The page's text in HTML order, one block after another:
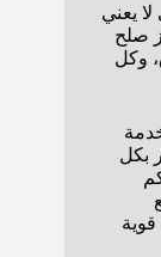
يعني
صلح
وكل
بكل